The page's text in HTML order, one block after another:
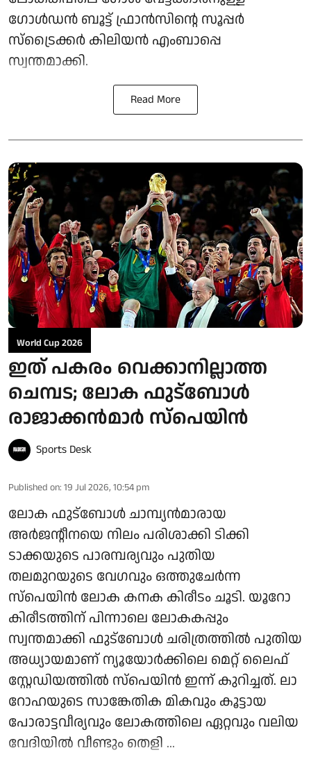
ഗോള്‍ഡന്‍ ബൂട്ട് ഫ്രാന്‍സിന്റെ സൂപ്പര്‍
സ്‌ട്രൈക്കര്‍ കിലിയന്‍ എംബാപ്പെ
സ്വന്തമാക്കി.
Read More
World Cup 2026
ഇത് പകരം വെക്കാനില്ലാത്ത
ചെമ്പട; ലോക ഫുട്ബാേൾ
രാജാക്കൻമാർ സ്പെയിൻ
Sports Desk
Published on: 19 Jul 2026, 10:54 pm
ലോക ഫുട്ബോൾ ചാമ്പ്യൻമാരായ
അർജന്റീനയെ നിലം പരിശാക്കി ടിക്കി
ടാക്കയുടെ പാരമ്പര്യവും പുതിയ
തലമുറയുടെ വേഗവും ഒത്തുചേർന്ന
സ്പെയിൻ ലോക കനക കിരീടം ചൂടി. യൂറോ
കിരീടത്തിന് പിന്നാലെ ലോകകപ്പും
സ്വന്തമാക്കി ഫുട്ബോൾ ചരിത്രത്തിൽ പുതിയ
അധ്യായമാണ് ന്യൂയോർക്കിലെ മെറ്റ് ലൈഫ്
സ്റ്റേഡിയത്തിൽ സ്പെയിൻ ഇന്ന് കുറിച്ചത്. ലാ
റോഹയുടെ സാങ്കേതിക മികവും കൂട്ടായ
പോരാട്ടവീര്യവും ലോകത്തിലെ ഏറ്റവും വലിയ
വേദിയിൽ വീണ്ടും തെളി ...